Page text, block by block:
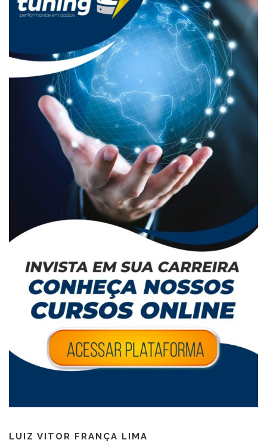
LUIZ VITOR FRANÇA LIMA